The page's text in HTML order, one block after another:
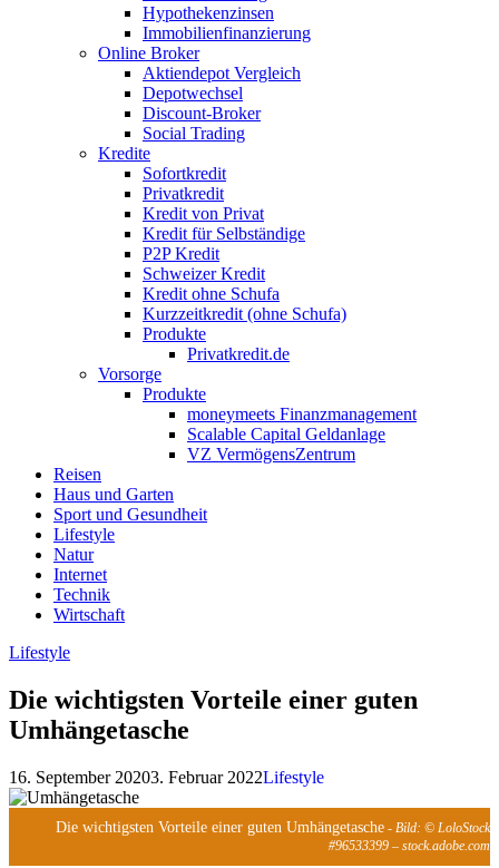
Hypothekenzinsen
Immobilienfinanzierung
Online Broker
Aktiendepot Vergleich
Depotwechsel
Discount-Broker
Social Trading
Kredite
Sofortkredit
Privatkredit
Kredit von Privat
Kredit für Selbständige
P2P Kredit
Schweizer Kredit
Kredit ohne Schufa
Kurzzeitkredit (ohne Schufa)
Produkte
Privatkredit.de
Vorsorge
Produkte
moneymeets Finanzmanagement
Scalable Capital Geldanlage
VZ VermögensZentrum
Reisen
Haus und Garten
Sport und Gesundheit
Lifestyle
Natur
Internet
Technik
Wirtschaft
Lifestyle
Die wichtigsten Vorteile einer guten
Umhängetasche
16. September 20203. Februar 2022Lifestyle
Die wichtigsten Vorteile einer guten Umhängetasche - Bild: © LoloStock
#96533399 – stock.adobe.com